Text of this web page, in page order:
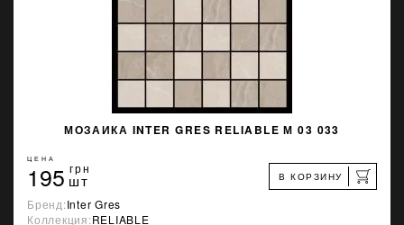
МОЗАИКА INTER GRES RELIABLE М 03 033
ЦЕНА
195 грн
шт В КОРЗИНУ
Бренд:Inter Gres
Коллекция:RELIABLE